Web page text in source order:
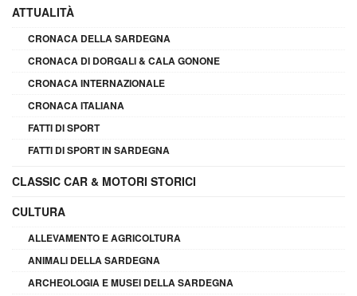
ATTUALITÀ
CRONACA DELLA SARDEGNA
CRONACA DI DORGALI & CALA GONONE
CRONACA INTERNAZIONALE
CRONACA ITALIANA
FATTI DI SPORT
FATTI DI SPORT IN SARDEGNA
CLASSIC CAR & MOTORI STORICI
CULTURA
ALLEVAMENTO E AGRICOLTURA
ANIMALI DELLA SARDEGNA
ARCHEOLOGIA E MUSEI DELLA SARDEGNA